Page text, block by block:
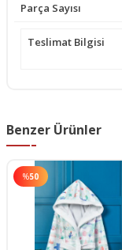
Parça Sayısı
Teslimat Bilgisi
Benzer Ürünler
%50